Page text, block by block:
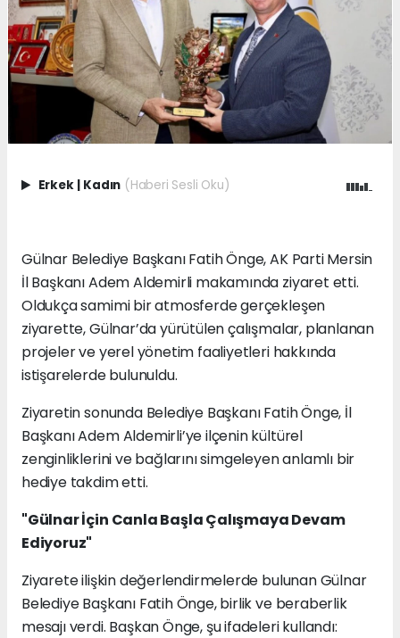
Erkek | Kadın (Haberi Sesli Oku)
Gülnar Belediye Başkanı Fatih Önge, AK Parti Mersin
İl Başkanı Adem Aldemirli makamında ziyaret etti.
Oldukça samimi bir atmosferde gerçekleşen
ziyarette, Gülnar’da yürütülen çalışmalar, planlanan
projeler ve yerel yönetim faaliyetleri hakkında
istişarelerde bulunuldu.
Ziyaretin sonunda Belediye Başkanı Fatih Önge, İl
Başkanı Adem Aldemirli’ye ilçenin kültürel
zenginliklerini ve bağlarını simgeleyen anlamlı bir
hediye takdim etti.
"Gülnar İçin Canla Başla Çalışmaya Devam
Ediyoruz"
Ziyarete ilişkin değerlendirmelerde bulunan Gülnar
Belediye Başkanı Fatih Önge, birlik ve beraberlik
mesajı verdi. Başkan Önge, şu ifadeleri kullandı: